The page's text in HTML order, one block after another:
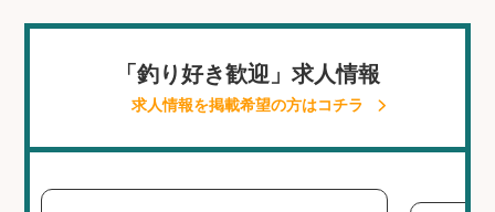
「釣り好き歓迎」求人情報
求人情報を掲載希望の方はコチラ